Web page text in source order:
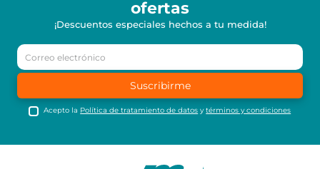
ofertas
¡Descuentos especiales hechos a tu medida!
Suscribirme
Acepto la Política de tratamiento de datos ytérminos y condiciones